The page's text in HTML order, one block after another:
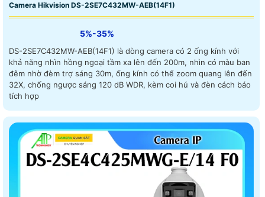
Camera Hikvision DS-2SE7C432MW-AEB(14F1)
5%-35%
DS-2SE7C432MW-AEB(14F1) là dòng camera có 2 ống kính với
khả năng nhìn hồng ngoại tầm xa lên đến 200m, nhìn có màu ban
đêm nhờ đèm trợ sáng 30m, ống kính có thể zoom quang lên đến
32X, chống ngược sáng 120 dB WDR, kèm coi hú và đèn cách báo
tích hợp